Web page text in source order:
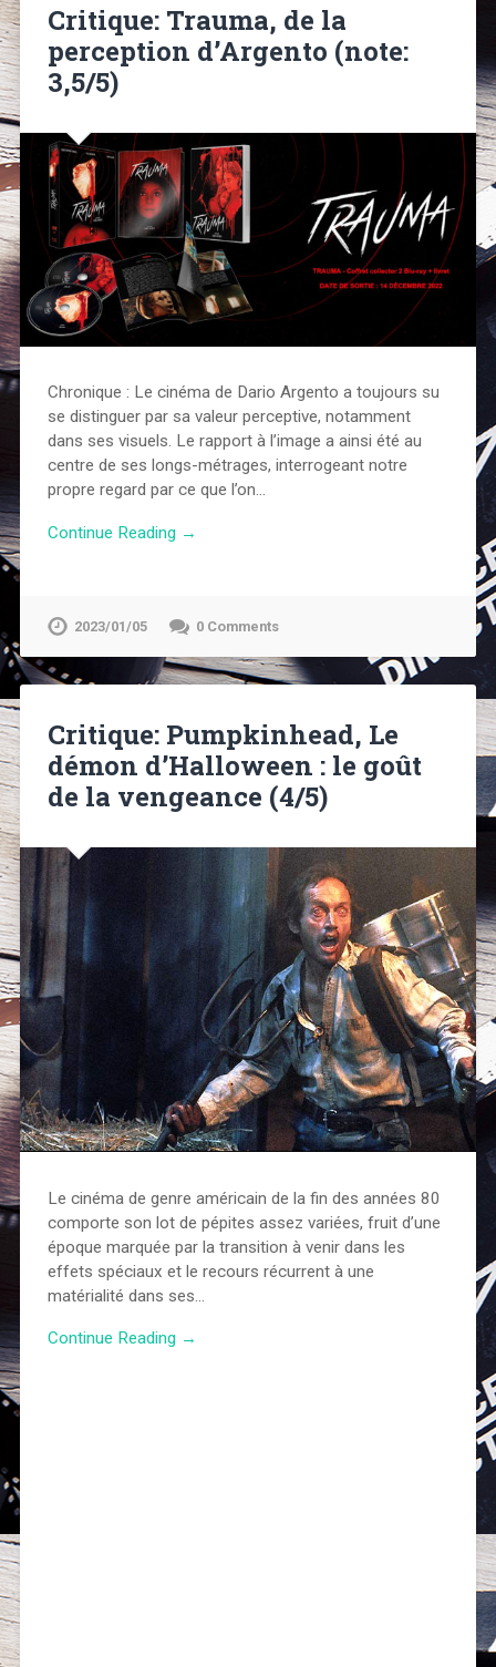
Critique: Trauma, de la
perception d’Argento (note:
3,5/5)
Chronique : Le cinéma de Dario Argento a toujours su
se distinguer par sa valeur perceptive, notamment
dans ses visuels. Le rapport à l’image a ainsi été au
centre de ses longs-métrages, interrogeant notre
propre regard par ce que l’on…
Continue Reading →
2023/01/05 0 Comments
Critique: Pumpkinhead, Le
démon d’Halloween : le goût
de la vengeance (4/5)
Le cinéma de genre américain de la fin des années 80
comporte son lot de pépites assez variées, fruit d’une
époque marquée par la transition à venir dans les
effets spéciaux et le recours récurrent à une
matérialité dans ses…
Continue Reading →